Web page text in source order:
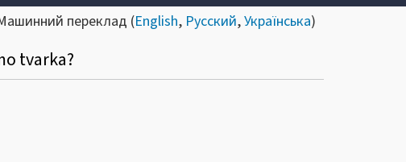
переклад (English, Русский,Українська)
tvarka?